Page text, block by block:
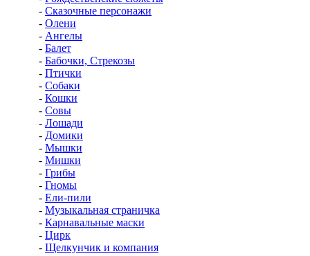
- Сказочные персонажи
- Олени
- Ангелы
- Балет
- Бабочки, Стрекозы
- Птички
- Собаки
- Кошки
- Совы
- Лошади
- Домики
- Мышки
- Мишки
- Грибы
- Гномы
- Ели-пили
- Музыкальная страничка
- Карнавальные маски
- Цирк
- Щелкунчик и компания